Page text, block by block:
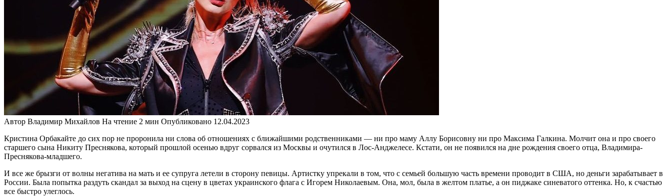
Автор Владимир Михайлов На чтение 2 мин Опубликовано 12.04.2023
Кристина Орбакайте до сих пор не проронила ни слова об отношениях с ближайшими родственниками — ни про маму Аллу Борисовну ни про Максима Галкина. Молчит она и про своего
старшего сына Никиту Преснякова, который прошлой осенью вдруг сорвался из Москвы и очутился в Лос-Анджелесе. Кстати, он не появился на дне рождения своего отца, Владимира-
Преснякова-младшего.
И все же брызги от волны негатива на мать и ее супруга летели в сторону певицы. Артистку упрекали в том, что с семьей большую часть времени проводит в США, но деньги зарабатывает в
России. Была попытка раздуть скандал за выход на сцену в цветах украинского флага с Игорем Николаевым. Она, мол, была в желтом платье, а он пиджаке синеватого оттенка. Но, к счастью
все быстро улеглось.